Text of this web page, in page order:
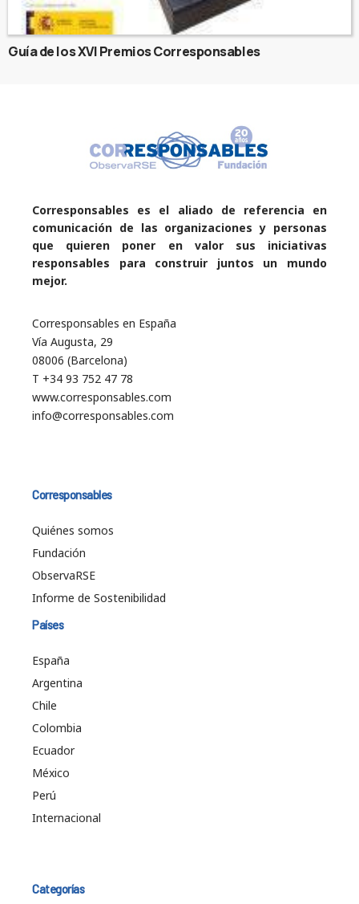
Guía de los XVI Premios Corresponsables
Corresponsables es el aliado de referencia en
comunicación de las organizaciones y personas
que quieren poner en valor sus iniciativas
responsables para construir juntos un mundo
mejor.
Corresponsables en España
Vía Augusta, 29
08006 (Barcelona)
T +34 93 752 47 78
www.corresponsables.com
info@corresponsables.com
Corresponsables
Quiénes somos
Fundación
ObservaRSE
Informe de Sostenibilidad
Países
España
Argentina
Chile
Colombia
Ecuador
México
Perú
Internacional
Categorías